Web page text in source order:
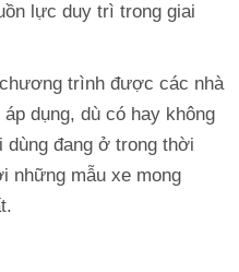
lực duy trì trong giai
trình được các nhà
dụng, dù có hay không
đang ở trong thời
những mẫu xe mong